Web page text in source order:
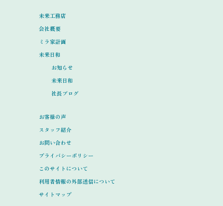
未来工務店
会社概要
ミラ家計画
未来日和
お知らせ
未来日和
社長ブログ
お客様の声
スタッフ紹介
お問い合わせ
プライバシーポリシー
このサイトについて
利用者情報の外部送信について
サイトマップ